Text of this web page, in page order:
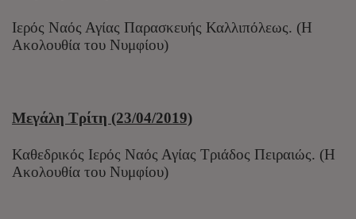
Ιερός Ναός Αγίας Παρασκευής Καλλιπόλεως. (Η
Ακολουθία του Νυμφίου)
Μεγάλη Τρίτη (23/04/2019)
Καθεδρικός Ιερός Ναός Αγίας Τριάδος Πειραιώς. (Η
Ακολουθία του Νυμφίου)